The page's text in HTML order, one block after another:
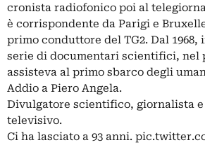
cronista radiofonico poi al
è corrispondente da Parigi e
primo conduttore del TG2. Dal 1968,
serie di documentari scientifici, nel
assisteva al primo sbarco degli
Addio a Piero Angela.
Divulgatore scientifico, giornalista
televisivo.
Ci ha lasciato a 93 anni.